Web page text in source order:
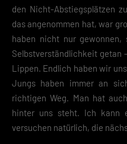
den Nicht-Abstiegsplätzen
das angenommen hat, war
haben nicht nur gewonnen,
Selbstverständlichkeit getan
Lippen. Endlich haben wir
Jungs haben immer an
richtigen Weg. Man hat
hinter uns steht. Ich kann
versuchen natürlich, die